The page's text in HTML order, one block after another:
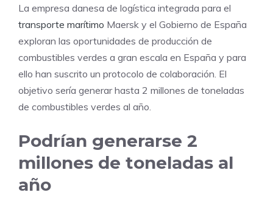
La empresa danesa de logística integrada para el
transporte marítimo Maersk y el Gobierno de España
exploran las oportunidades de producción de
combustibles verdes a gran escala en España y para
ello han suscrito un protocolo de colaboración. El
objetivo sería generar hasta 2 millones de toneladas
de combustibles verdes al año.
Podrían generarse 2
millones de toneladas al
año